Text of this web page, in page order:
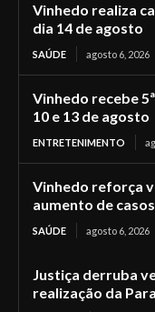
Vinhedo realiza
dia 14 de agosto
SAÚDE agosto 6, 2026
Vinhedo recebe
10 e 13 de agosto
ENTRETENIMENTO
Vinhedo reforça
aumento de
SAÚDE agosto 6, 2026
Justiça derruba
realização da